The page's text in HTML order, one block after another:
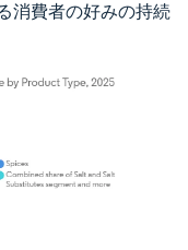
消費者の好みの持続